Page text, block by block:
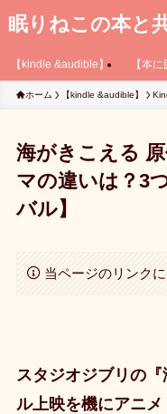
眠りねこの本と
【kindle &audible】 【本
ホーム 【kindle &audible】
海がきこえる
マの違いは？3
バル】
当ページのリンク
スタジオジブリの
ル上映を機にアニ